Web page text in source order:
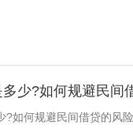
少?如何规避民间
何规避民间借贷的风险